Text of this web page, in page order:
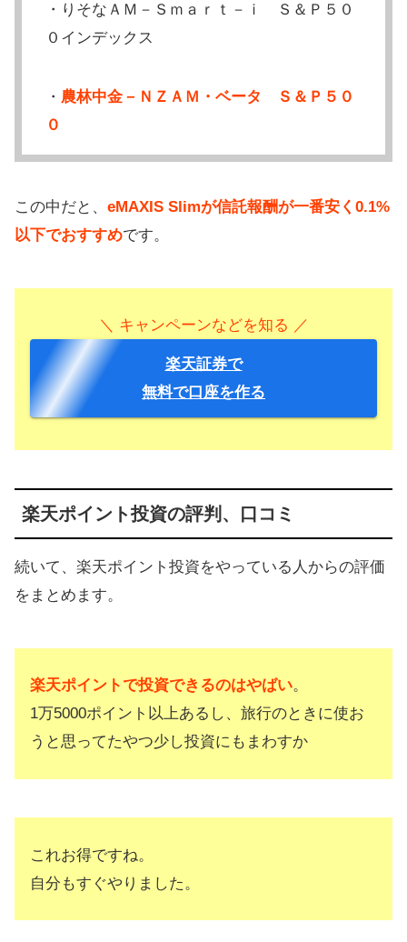
・りそなＡＭ－Ｓｍａｒｔ－ｉ Ｓ＆Ｐ５０
０インデックス
・ 農林中金－ＮＺＡＭ・ベータ Ｓ＆Ｐ５０
０
この中だと、 eMAXIS Slimが信託報酬が一番安く0.1%
以下でおすすめです。
＼ キャンペーンなどを知る ／
楽天証券で
無料で口座を作る
楽天ポイント投資の評判、口コミ
続いて、楽天ポイント投資をやっている人からの評価
をまとめます。
楽天ポイントで投資できるのはやばい。
1万5000ポイント以上あるし、旅行のときに使お
うと思ってたやつ少し投資にもまわすか
これお得ですね。
自分もすぐやりました。